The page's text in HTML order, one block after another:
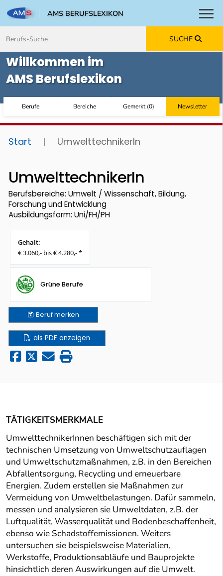
AMS BERUFSLEXIKON
SUCHE
Willkommen im
AMS Berufslexikon
Berufe Bereiche Gemerkt(0) Newsletter
Start | UmwelttechnikerIn
UmwelttechnikerIn
Berufsbereiche: Umwelt / Wissenschaft, Bildung,
Forschung und Entwicklung
Ausbildungsform: Uni/FH/PH
Gehalt:
€ 3.060,- bis € 4.280,- *
Grüne Berufe
Berufmerken
als PDF anzeigen
TÄTIGKEITSMERKMALE
UmwelttechnikerInnen beschäftigen sich mit der
technischen Umsetzung von Umweltschutzauflagen
und Umweltschutzmaßnahmen, z.B. in den Bereichen
Abfallentsorgung, Recycling und erneuerbare
Energien. Zudem erstellen sie Maßnahmen zur
Vermeidung von Umweltbelastungen. Dafür sammeln,
messen und analysieren sie Umweltdaten, z.B. der
Luftqualität, Wasserqualität und Bodenbeschaffenheit,
ebenso wie Schadstoffemissionen. Weiters
untersuchen sie beispielsweise Materialien,
Werkstoffe, Produktionsabläufe und Bauprojekte
hinsichtlich deren Auswirkungen auf die Umwelt.